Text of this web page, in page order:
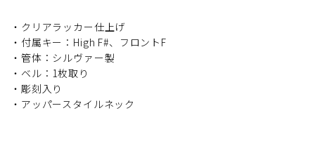
・クリアラッカー仕上げ
・付属キー：High F#、フロントF
・管体：シルヴァー製
・ベル：1枚取り
・彫刻入り
・アッパースタイルネック